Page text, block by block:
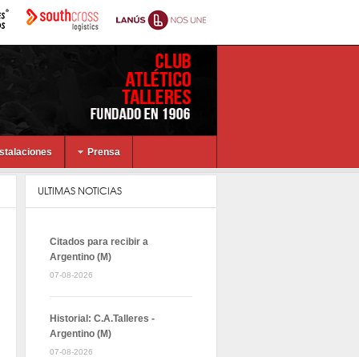
Prensa
ULTIMAS NOTICIAS
Citados para recibir a
Argentino (M)
07-08-2026
Historial: C.A.Talleres -
Argentino (M)
07-08-2026